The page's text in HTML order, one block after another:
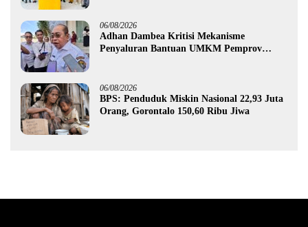
06/08/2026
Adhan Dambea Kritisi Mekanisme
Penyaluran Bantuan UMKM Pemprov
06/08/2026
BPS: Penduduk Miskin Nasional 22,93 Juta
Orang, Gorontalo 150,60 Ribu Jiwa